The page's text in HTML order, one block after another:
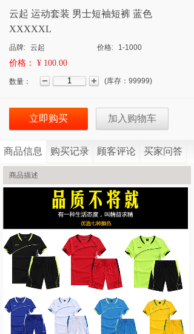
云起 运动套装 男士短袖短裤 蓝色
XXXXXL
品牌: 云起 价格: 1-1000
价格： ¥ 100.00
数量： (库存： 99999)
立即购买 加入购物车
商品信息 购买记录 顾客评论 买家问答
商品描述